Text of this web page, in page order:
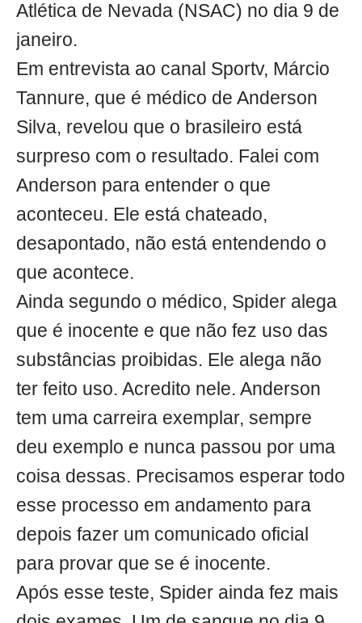
Atlética de Nevada (NSAC) no dia 9 de
janeiro.
Em entrevista ao canal Sportv, Márcio
Tannure, que é médico de Anderson
Silva, revelou que o brasileiro está
surpreso com o resultado. Falei com
Anderson para entender o que
aconteceu. Ele está chateado,
desapontado, não está entendendo o
que acontece.
Ainda segundo o médico, Spider alega
que é inocente e que não fez uso das
substâncias proibidas. Ele alega não
ter feito uso. Acredito nele. Anderson
tem uma carreira exemplar, sempre
deu exemplo e nunca passou por uma
coisa dessas. Precisamos esperar todo
esse processo em andamento para
depois fazer um comunicado oficial
para provar que se é inocente.
Após esse teste, Spider ainda fez mais